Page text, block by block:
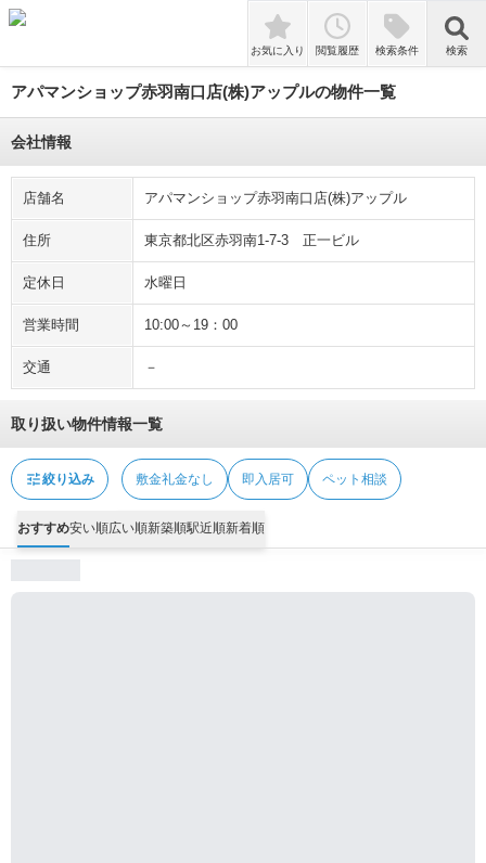
検索
お気に入り 閲覧履歴 検索条件 検索
アパマンショップ赤羽南口店(株)アップルの物件一覧
会社情報
店舗名 アパマンショップ赤羽南口店(株)アップル
住所 東京都北区赤羽南1-7-3 正一ビル
定休日 水曜日
営業時間 10:00～19：00
交通 －
取り扱い物件情報一覧
tune絞り込み 敷金礼金なし 即入居可 ペット相談
おすすめ安い順広い順新築順駅近順新着順
tune 即入居可 ペット相談